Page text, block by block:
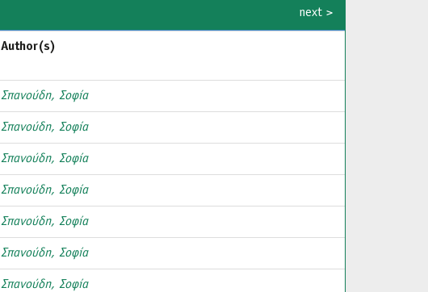
next >
Author(s)
Σπανούδη, Σοφία
Σπανούδη, Σοφία
Σπανούδη, Σοφία
Σπανούδη, Σοφία
Σπανούδη, Σοφία
Σπανούδη, Σοφία
Σπανούδη, Σοφία